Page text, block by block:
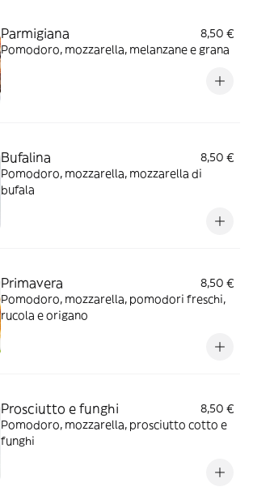
Parmigiana
8,50 €
Pomodoro, mozzarella, melanzane e grana
Bufalina
8,50 €
Pomodoro, mozzarella, mozzarella di
bufala
Primavera
8,50 €
Pomodoro, mozzarella, pomodori freschi,
rucola e origano
Prosciutto e funghi
8,50 €
Pomodoro, mozzarella, prosciutto cotto e
funghi